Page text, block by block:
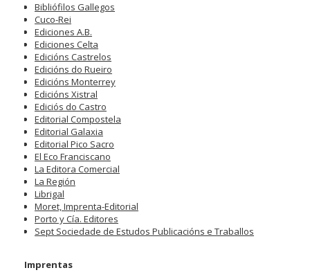
Bibliófilos Gallegos
Cuco-Rei
Ediciones A.B.
Ediciones Celta
Edicións Castrelos
Edicións do Rueiro
Edicións Monterrey
Edicións Xistral
Ediciós do Castro
Editorial Compostela
Editorial Galaxia
Editorial Pico Sacro
El Eco Franciscano
La Editora Comercial
La Región
Librigal
Moret, Imprenta-Editorial
Porto y Cía. Editores
Sept Sociedade de Estudos Publicacións e Traballos
Imprentas